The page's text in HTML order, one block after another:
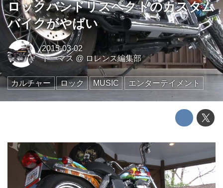
ロックバンドリスペクトのカスタム
バイクがやばい
2015-03-02
トーマス @ ロレンス編集部
カルチャー ロック MUSIC エンターテイメント